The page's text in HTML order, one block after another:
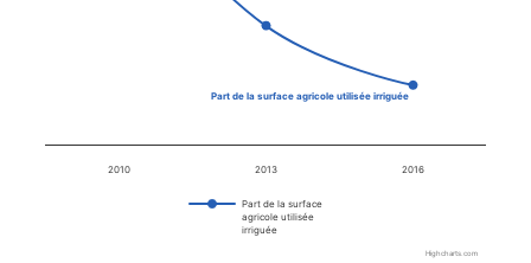
Part de la surface agricole utilisée irriguée
Part de la surface
agricole utilisée
irriguée
2010 2013 2016
Highcharts.com